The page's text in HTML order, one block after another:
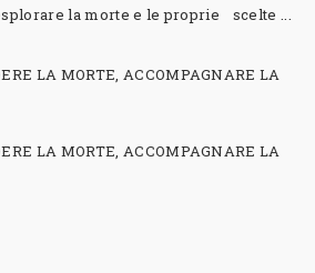
esplorare la morte e le proprie scelte ...
LA MORTE, ACCOMPAGNARE LA
LA MORTE, ACCOMPAGNARE LA